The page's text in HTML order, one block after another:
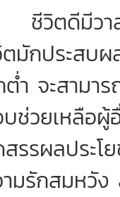
วิตดีมีวาสน
มักประสบผ
ำ จะสามา
ช่วยเหลือผู้
รรผลประ
มรักสมหวั